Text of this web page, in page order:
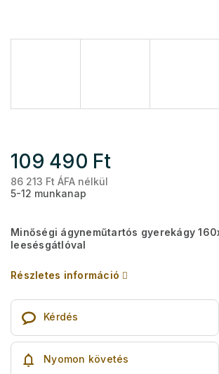
109 490 Ft
86 213 Ft ÁFA nélkül
5-12 munkanap
Minőségi ágyneműtartós gyerekágy
leesésgátlóval
Részletes információ
Kérdés
Nyomon követés